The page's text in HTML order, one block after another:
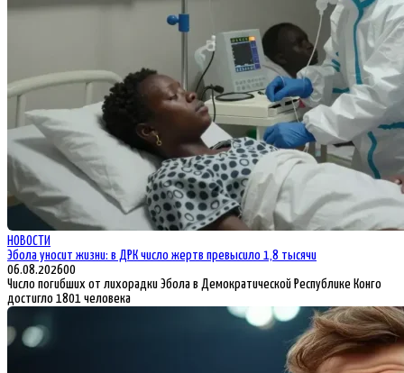
НОВОСТИ
Эбола уносит жизни: в ДРК число жертв превысило 1,8 тысячи
06.08.202600
Число погибших от лихорадки Эбола в Демократической Республике Конго
достигло 1801 человека